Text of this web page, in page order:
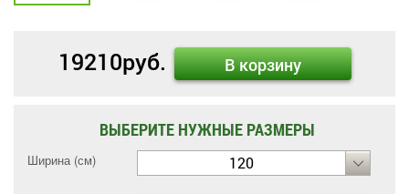
19210руб. В корзину
ВЫБЕРИТЕ НУЖНЫЕ РАЗМЕРЫ
Ширина (см) 120